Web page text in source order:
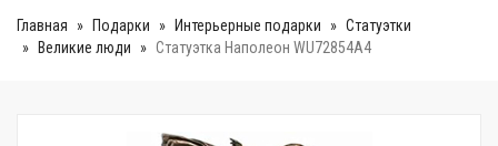
Главная Подарки Интерьерные подарки
Cтатуэтки
Великие люди
Статуэтка Наполеон WU72854A4